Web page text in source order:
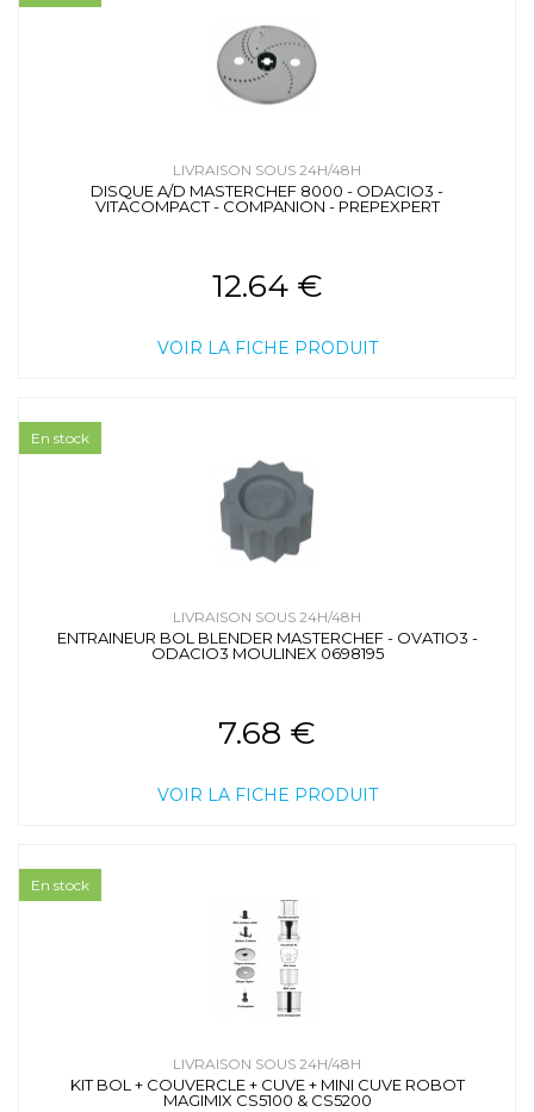
LIVRAISON SOUS 24H/48H
DISQUE A/D MASTERCHEF 8000 - ODACIO3 -
VITACOMPACT - COMPANION - PREPEXPERT
12.64 €
VOIR LA FICHE PRODUIT
LIVRAISON SOUS 24H/48H
ENTRAINEUR BOL BLENDER MASTERCHEF - OVATIO3 -
ODACIO3 MOULINEX 0698195
7.68 €
VOIR LA FICHE PRODUIT
En stock
LIVRAISON SOUS 24H/48H
KIT BOL + COUVERCLE + CUVE + MINI CUVE ROBOT
MAGIMIX CS5100 & CS5200
En stock